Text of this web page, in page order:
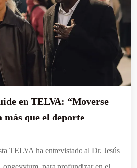
en TELVA: “Moverse
que el deporte
TELVA ha entrevistado al Dr. Jesús